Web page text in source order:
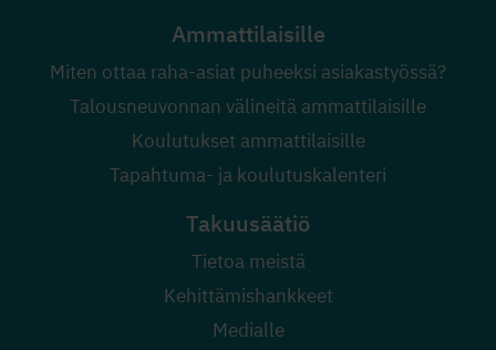
Ammattilaisille
Miten ottaa raha-asiat puheeksi asiakastyössä?
Talousneuvonnan välineitä ammattilaisille
Koulutukset ammattilaisille
Tapahtuma- ja koulutuskalenteri
Takuusäätiö
Tietoa meistä
Kehittämishankkeet
Medialle